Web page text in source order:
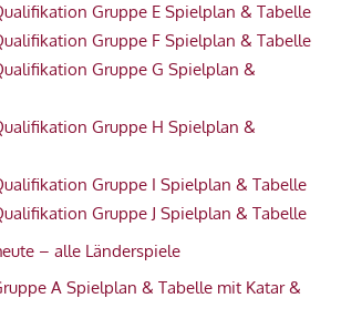
Gruppe E Spielplan & Tabelle
Gruppe F Spielplan & Tabelle
Gruppe G Spielplan &
Gruppe H Spielplan &
Gruppe I Spielplan & Tabelle
Gruppe J Spielplan & Tabelle
– alle Länderspiele
A Spielplan & Tabelle mit Katar &